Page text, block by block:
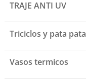
TRAJE ANTI UV
Triciclos y pata pata
Vasos termicos